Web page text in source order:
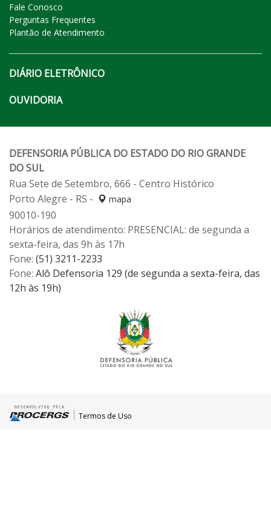
Fale Conosco
Perguntas Frequentes
Plantão de Atendimento
DIÁRIO ELETRÔNICO
OUVIDORIA
DEFENSORIA PÚBLICA DO ESTADO DO RIO GRANDE
DO SUL
Rua Sete de Setembro, 666 - Centro Histórico
Porto Alegre - RS -
mapa
90010-190
Horários de atendimento: PRESENCIAL: de segunda a
sexta-feira, das 9h às 17h
Fone: (51) 3211-2233
Fone: Alô Defensoria 129 (de segunda a sexta-feira, das
12h às 19h)
Termos de Uso